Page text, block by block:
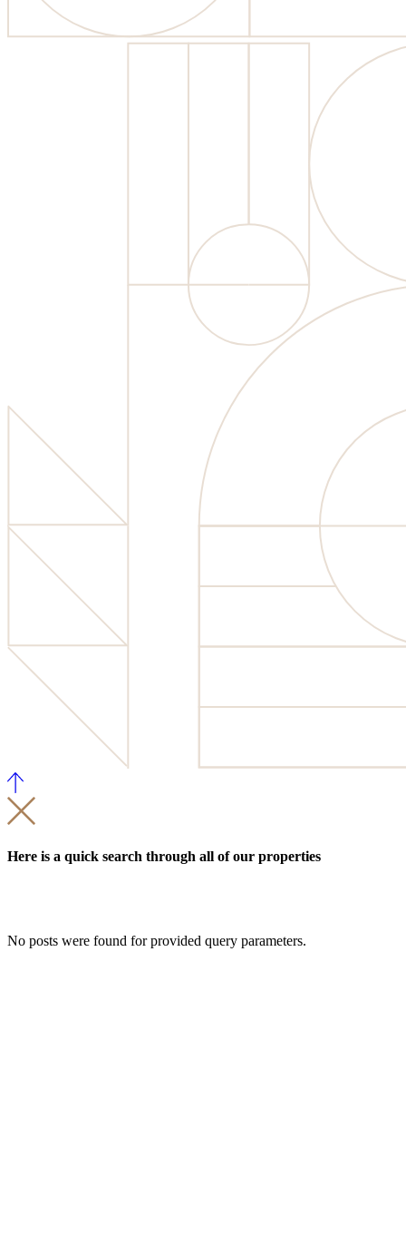
Here is a quick search through all of our properties
No posts were found for provided query parameters.